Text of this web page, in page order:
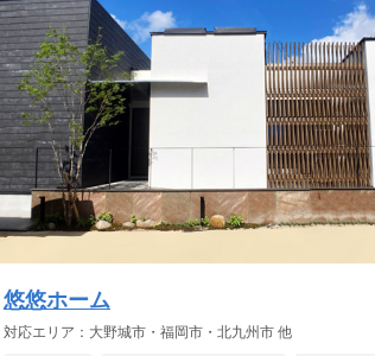
悠悠ホーム
対応エリア：大野城市・福岡市・北九州市 他